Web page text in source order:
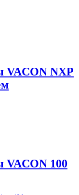
VACON NXP
VACON 100